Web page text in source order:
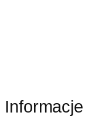
Informacje